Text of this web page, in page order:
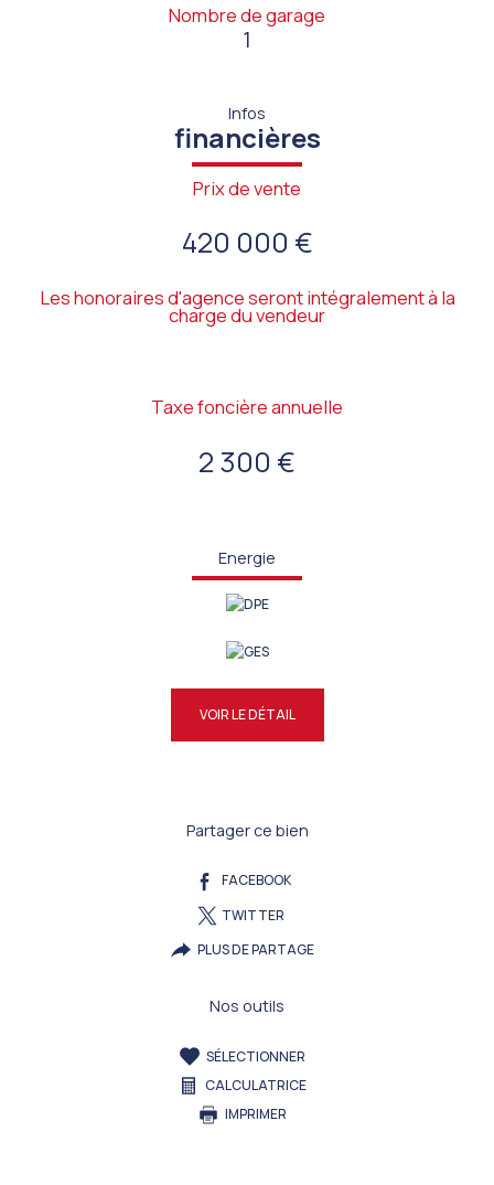
Nombre de garage
1
Infos
financières
Prix de vente
420 000 €
Les honoraires d'agence seront intégralement à la
charge du vendeur
Taxe foncière annuelle
2 300 €
Energie
VOIR LE DÉTAIL
Partager ce bien
FACEBOOK
TWITTER
PLUS DE PARTAGE
Nos outils
SÉLECTIONNER
CALCULATRICE
IMPRIMER